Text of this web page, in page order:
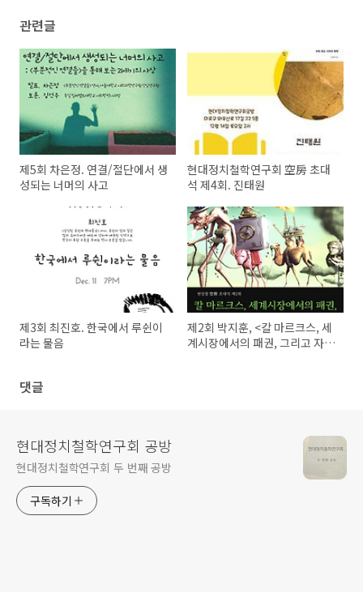
관련글
제5회 차은정. 연결/절단에서 생
성되는 너머의 사고
현대정치철학연구회 空房 초대
석 제4회. 진태원
제3회 최진호. 한국에서 루쉰이
라는 물음
제2회 박지훈, <칼 마르크스, 세
계시장에서의 패권, 그리고 자본
댓글
현대정치철학연구회 공방
현대정치철학연구회 두 번째 공방
구독하기